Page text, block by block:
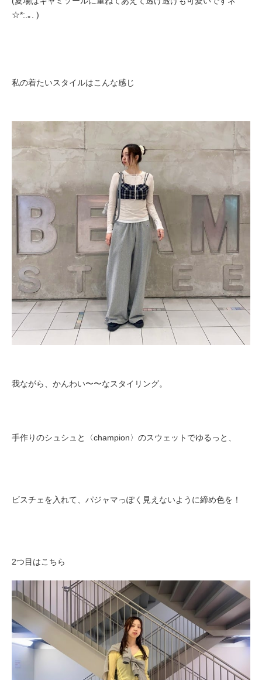
☆*:.｡. )
私の着たいスタイルはこんな感じ
我ながら、かんわい〜〜なスタイリング。
手作りのシュシュと〈champion〉のスウェットでゆるっと、
ビスチェを入れて、パジャマっぽく見えないように締め色を！
2つ目はこちら